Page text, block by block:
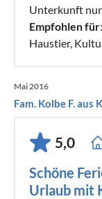
Unterkunft nur
Empfohlen für
Haustier,
Mai 2016
Fam. Kolbe F. aus
5,0
Schöne
Urlaub mit